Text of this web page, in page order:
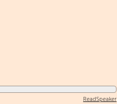
ReadSpeaker